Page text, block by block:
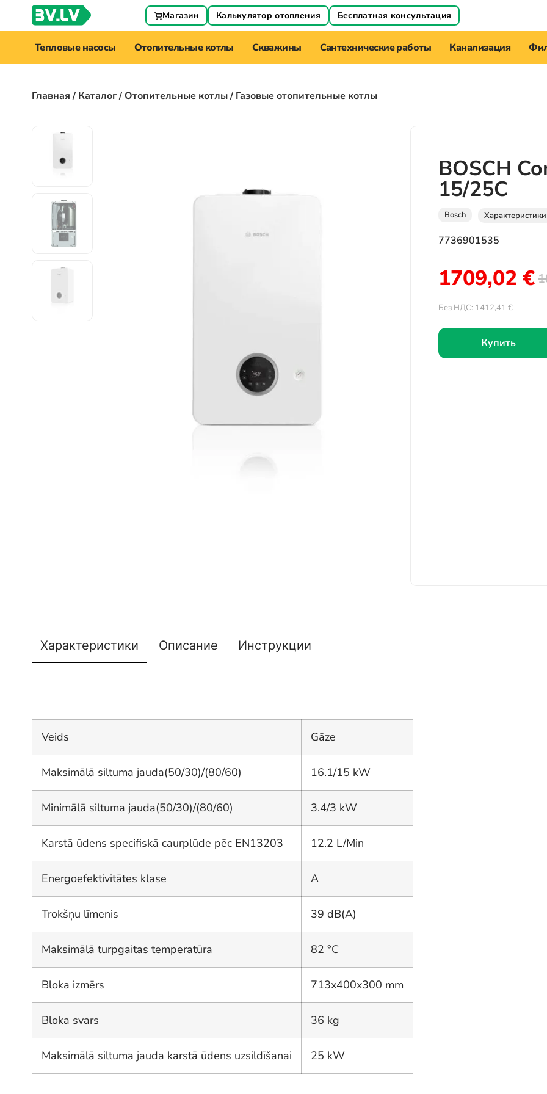
Магазин Калькулятор отопления Бесплатная консультация
Тепловые насосы Отопительные котлы Скважины Сантехнические работы Канализация
Главная/Каталог/Отопительные котлы/ Газовые отопительные котлы
BOSCH
15/25C
Bosch Характеристики
7736901535
1709,02 €
Без НДС: 1412,41 €
Купить
Характеристики Описание Инструкции
Veids Gāze
Maksimālā siltuma jauda(50/30)/(80/60) 16.1/15 kW
Minimālā siltuma jauda(50/30)/(80/60) 3.4/3 kW
Karstā ūdens specifiskā caurplūde pēc EN13203 12.2 L/Min
Energoefektivitātes klase A
Trokšņu līmenis 39 dB(A)
Maksimālā turpgaitas temperatūra 82 °C
Bloka izmērs 713x400x300 mm
Bloka svars 36 kg
Maksimālā siltuma jauda karstā ūdens uzsildīšanai 25 kW